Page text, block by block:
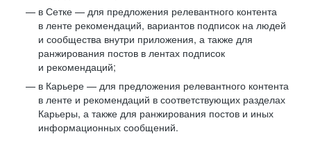
в Сетке — для предложения релевантного контента
в ленте рекомендаций, вариантов подписок на людей
и сообщества внутри приложения, а также для
ранжирования постов в лентах подписок
и рекомендаций;
в Карьере — для предложения релевантного контента
в ленте и рекомендаций в соответствующих разделах
Карьеры, а также для ранжирования постов и иных
информационных сообщений.